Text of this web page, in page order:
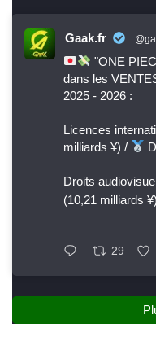
Gaak.fr
"ONE
dans les
2025 - 2026 :
Licences
milliards ¥) /
Droits
(10,21 milliards
29